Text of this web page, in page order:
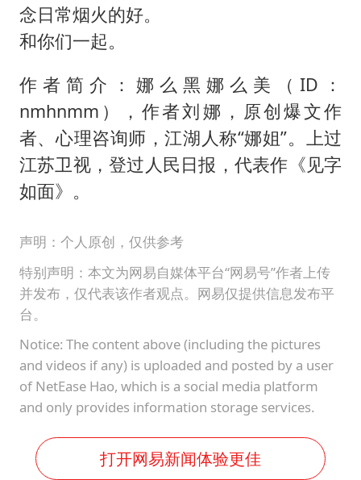
念日常烟火的好。
和你们一起。
作者简介：娜么黑娜么美（ID：
nmhnmm），作者刘娜，原创爆文作
者、心理咨询师，江湖人称“娜姐”。上过
江苏卫视，登过人民日报，代表作《见字
如面》。
声明：个人原创，仅供参考
特别声明：本文为网易自媒体平台“网易号”作者上传
并发布，仅代表该作者观点。网易仅提供信息发布平
台。
Notice: The content above (including the pictures
and videos if any) is uploaded and posted by a user
of NetEase Hao, which is a social media platform
and only provides information storage services.
打开网易新闻体验更佳